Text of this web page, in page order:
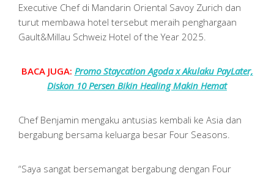
Executive Chef di Mandarin Oriental Savoy Zurich dan
turut membawa hotel tersebut meraih penghargaan
Gault&Millau Schweiz Hotel of the Year 2025.
BACA JUGA: Promo Staycation Agoda x Akulaku PayLater,
Diskon 10 Persen Bikin Healing Makin Hemat
Chef Benjamin mengaku antusias kembali ke Asia dan
bergabung bersama keluarga besar Four Seasons.
“Saya sangat bersemangat bergabung dengan Four